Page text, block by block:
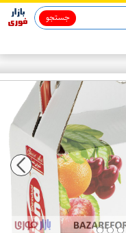
جستجو